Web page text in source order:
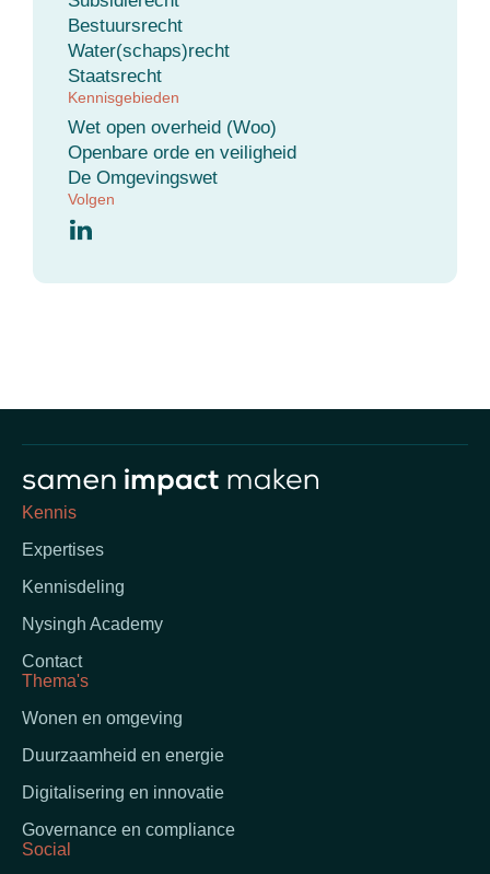
Bestuursrecht
Water(schaps)recht
Staatsrecht
Kennisgebieden
Wet open overheid (Woo)
Openbare orde en veiligheid
De Omgevingswet
Volgen
Kennis
Expertises
Kennisdeling
Nysingh Academy
Contact
Thema's
Wonen en omgeving
Duurzaamheid en energie
Digitalisering en innovatie
Governance en compliance
Social